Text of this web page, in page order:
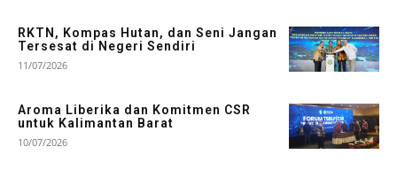
RKTN, Kompas Hutan, dan Seni Jangan
Tersesat di Negeri Sendiri
11/07/2026
Aroma Liberika dan Komitmen CSR
untuk Kalimantan Barat
10/07/2026